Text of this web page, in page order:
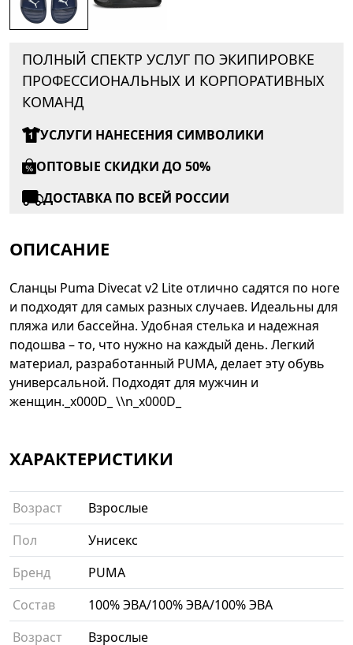
ПОЛНЫЙ СПЕКТР УСЛУГ ПО ЭКИПИРОВКЕ
ПРОФЕССИОНАЛЬНЫХ И КОРПОРАТИВНЫХ
КОМАНД
УСЛУГИ НАНЕСЕНИЯ СИМВОЛИКИ
ОПТОВЫЕ СКИДКИ ДО 50%
ДОСТАВКА ПО ВСЕЙ РОССИИ
ОПИСАНИЕ
Сланцы Puma Divecat v2 Lite отлично садятся по ноге
и подходят для самых разных случаев. Идеальны для
пляжа или бассейна. Удобная стелька и надежная
подошва – то, что нужно на каждый день. Легкий
материал, разработанный PUMA, делает эту обувь
универсальной. Подходят для мужчин и
женщин._x000D_ \\n_x000D_
ХАРАКТЕРИСТИКИ
Возраст
Взрослые
Пол
Унисекс
Бренд
PUMA
Состав
100% ЭВА/100% ЭВА/100% ЭВА
Возраст
Взрослые